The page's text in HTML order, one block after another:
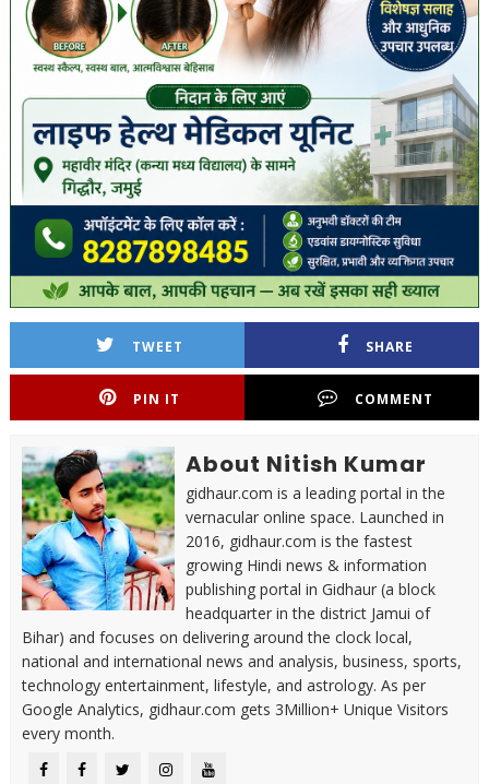
TWEET SHARE
PIN IT COMMENT
About Nitish Kumar
gidhaur.com is a leading portal in the
vernacular online space. Launched in
2016, gidhaur.com is the fastest
growing Hindi news & information
publishing portal in Gidhaur (a block
headquarter in the district Jamui of
Bihar) and focuses on delivering around the clock local,
national and international news and analysis, business, sports,
technology entertainment, lifestyle, and astrology. As per
Google Analytics, gidhaur.com gets 3Million+ Unique Visitors
every month.